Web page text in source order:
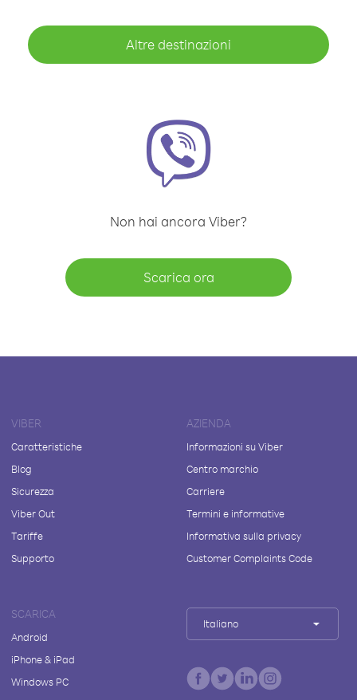
Altre destinazioni
Non hai ancora Viber?
Scarica ora
VIBER
Caratteristiche
Blog
Sicurezza
Viber Out
Tariffe
Supporto
AZIENDA
Informazioni su Viber
Centro marchio
Carriere
Termini e informative
Informativa sulla privacy
Customer Complaints Code
SCARICA
Android
iPhone & iPad
Windows PC
Italiano